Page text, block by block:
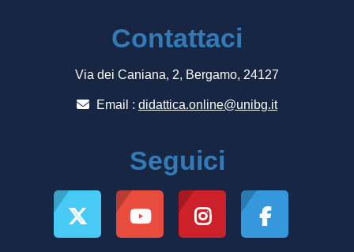
Contattaci
Via dei Caniana, 2, Bergamo, 24127
Email : didattica.online@unibg.it
Seguici